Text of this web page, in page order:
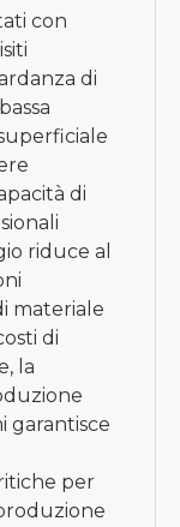
con
di
di
riduce al
materiale
di
la
garantisce
per